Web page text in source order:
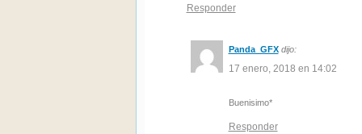
Responder
Panda_GFX dijo:
17 enero, 2018 en 14:02
Buenisimo*
Responder